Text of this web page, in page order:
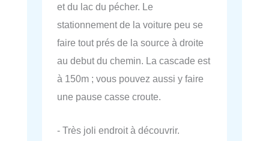
et du lac du pécher. Le
stationnement de la voiture peu se
faire tout prés de la source à droite
au debut du chemin. La cascade est
à 150m ; vous pouvez aussi y faire
une pause casse croute.
- Très joli endroit à découvrir.